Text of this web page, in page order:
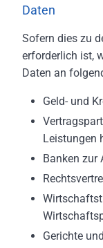
Daten
Sofern dies zu
erforderlich ist,
Daten an
Geld- und
Leistungen
Banken zur
Gerichte